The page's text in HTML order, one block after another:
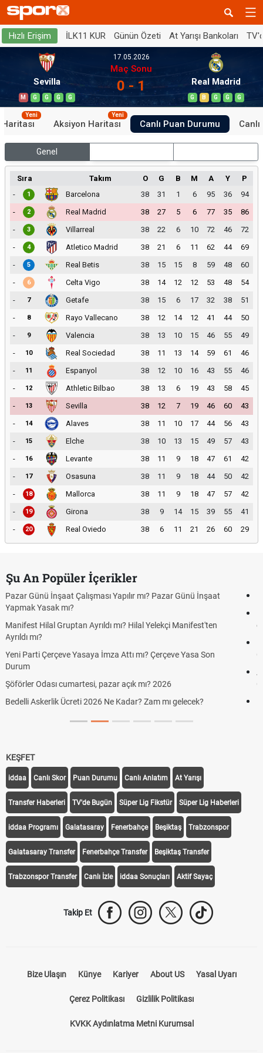
Hızlı Erişim İLK11 KUR Günün Özeti At Yarışı Bankoları
Sevilla
M G G G G
17.05.2026
Maç Sonu
0 - 1 Real Madrid
G B G G G
Haritası
Yeni
Aksiyon Haritası
Yeni
Canlı Puan Durumu
Genel
Sıra Takım O G B M A Y
P
-
1 Barcelona 38 31 1 6 95 36
94
-
2 Real Madrid 38 27 5 6 77 35
86
-
3 Villarreal 38 22 6 10 72 46
72
-
4 Atletico Madrid 38 21 6 11 62 44
69
-
5 Real Betis 38 15 15 8 59 48
60
-
6 Celta Vigo 38 14 12 12 53 48
54
-
7 Getafe 38 15 6 17 32 38
51
-
8 Rayo Vallecano 38 12 14 12 41 44
50
-
9 Valencia 38 13 10 15 46 55
49
-
10 Real Sociedad 38 11 13 14 59 61
46
-
11 Espanyol 38 12 10 16 43 55
46
-
12 Athletic Bilbao 38 13 6 19 43 58
45
-
13 Sevilla 38 12 7 19 46 60
43
-
14 Alaves 38 11 10 17 44 56
43
-
15 Elche 38 10 13 15 49 57
43
-
16 Levante 38 11 9 18 47 61
42
-
17 Osasuna 38 11 9 18 44 50
42
-
18 Mallorca 38 11 9 18 47 57
42
-
19 Girona 38 9 14 15 39 55
41
-
20 Real Oviedo 38 6 11 21 26 60 29
Şu An Popüler İçerikler
Yapılır mı? Pazar Günü İnşaat
mı? Hilal Yelekçi Manifest'ten
Attı mı? Çerçeve Yasa Son
açık mı? 2026
Kadar? Zam mı gelecek?
Bedelli askerlik çarşı izni var
Kuyumcular cumartesi, pazar
cumartesi-pazar günü kaça
Hafta Sonları Yıllık İzinden
Cumartesi ve Pazar Detayı
Aras Kargo Cumartesi-pazar
Cumartesi çalışma saatleri!
Hazırlık Maçı ve Dostluk
KEŞFET
iddaa Canlı Skor Puan Durumu Canlı Anlatım At Yarışı
Transfer Haberleri TV'de Bugün Süper Lig Fikstür Süper Lig Haberleri
iddaa Programı Galatasaray Fenerbahçe Beşiktaş Trabzonspor
Galatasaray Transfer Fenerbahçe Transfer Beşiktaş Transfer
Trabzonspor Transfer Canlı İzle iddaa Sonuçları Aktif Sayaç
Takip Et
Bize Ulaşın Künye Kariyer About US Yasal Uyarı
Çerez Politikası Gizlilik Politikası
KVKK Aydınlatma Metni Kurumsal